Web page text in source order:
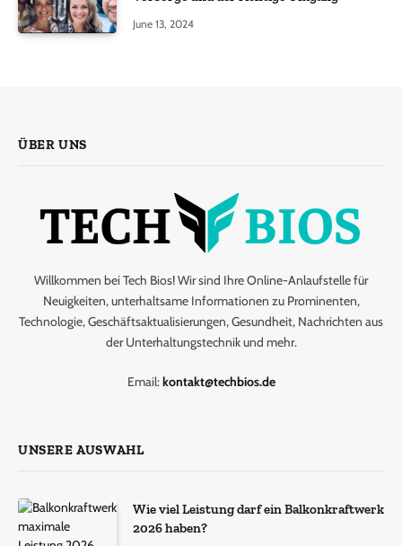
June 13, 2024
ÜBER UNS
Willkommen bei Tech Bios! Wir sind Ihre Online-Anlaufstelle für
Neuigkeiten, unterhaltsame Informationen zu Prominenten,
Technologie, Geschäftsaktualisierungen, Gesundheit, Nachrichten aus
der Unterhaltungstechnik und mehr.
Email:kontakt@techbios.de
UNSERE AUSWAHL
Wie viel Leistung darf ein Balkonkraftwerk
2026 haben?